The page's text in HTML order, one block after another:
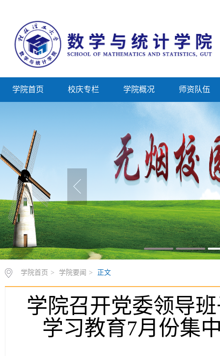
学院首页 校庆专栏 学院概况 师资队伍
学院首页 > 学院要闻 > 正文
学院召开党委领导
学习教育7月份集